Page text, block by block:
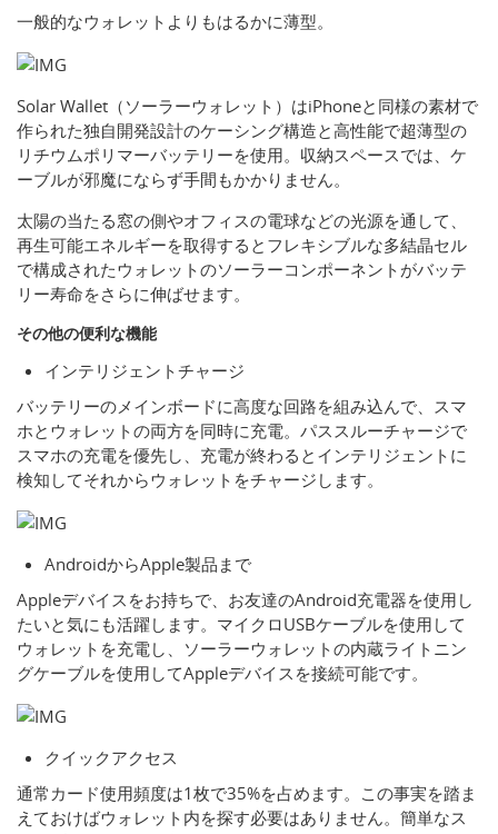
一般的なウォレットよりもはるかに薄型。
Solar Wallet（ソーラーウォレット）はiPhoneと同様の素材で
作られた独自開発設計のケーシング構造と高性能で超薄型の
リチウムポリマーバッテリーを使用。収納スペースでは、ケ
ーブルが邪魔にならず手間もかかりません。
太陽の当たる窓の側やオフィスの電球などの光源を通して、
再生可能エネルギーを取得するとフレキシブルな多結晶セル
で構成されたウォレットのソーラーコンポーネントがバッテ
リー寿命をさらに伸ばせます。
その他の便利な機能
インテリジェントチャージ
バッテリーのメインボードに高度な回路を組み込んで、スマ
ホとウォレットの両方を同時に充電。パススルーチャージで
スマホの充電を優先し、充電が終わるとインテリジェントに
検知してそれからウォレットをチャージします。
AndroidからApple製品まで
Appleデバイスをお持ちで、お友達のAndroid充電器を使用し
たいと気にも活躍します。マイクロUSBケーブルを使用して
ウォレットを充電し、ソーラーウォレットの内蔵ライトニン
グケーブルを使用してAppleデバイスを接続可能です。
クイックアクセス
通常カード使用頻度は1枚で35%を占めます。この事実を踏ま
えておけばウォレット内を探す必要はありません。簡単なス